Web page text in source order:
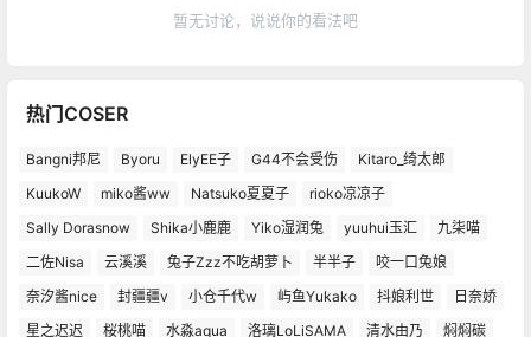
暂无讨论，说说你的看法吧
热门COSER
Bangni邦尼 Byoru ElyEE子 G44不会受伤
Kitaro_绮太郎
KuukoW
miko酱ww Natsuko夏夏子
rioko凉凉子
Sally Dorasnow
Shika小鹿鹿 Yiko湿润兔 yuuhui玉汇
九柒喵
二佐Nisa
云溪溪 兔子Zzz不吃胡萝卜 半半子
咬一口兔娘
奈汐酱nice
封疆疆v 小仓千代w 屿鱼Yukako 抖娘利世
日奈娇
星之迟迟
桜桃喵 水淼aqua 洛璃LoLiSAMA 清水由乃 焖焖碳